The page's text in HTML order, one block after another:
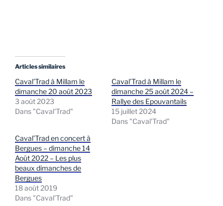
Articles similaires
Caval’Trad à Millam le
dimanche 20 août 2023
3 août 2023
Dans "Caval'Trad"
Caval’Trad à Millam le
dimanche 25 août 2024 –
Rallye des Epouvantails
15 juillet 2024
Dans "Caval'Trad"
Caval’Trad en concert à
Bergues – dimanche 14
Août 2022 – Les plus
beaux dimanches de
Bergues
18 août 2019
Dans "Caval'Trad"